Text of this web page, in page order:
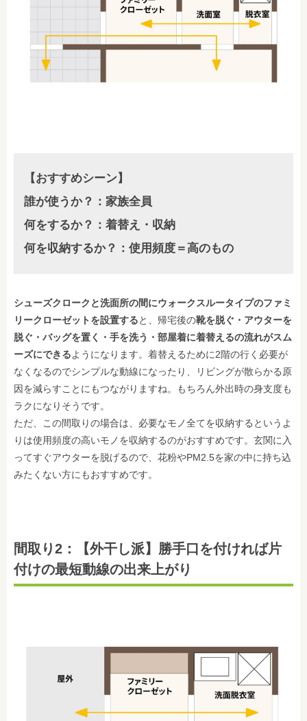
【おすすめシーン】
誰が使うか？：家族全員
何をするか？：着替え・収納
何を収納するか？：使用頻度＝高のもの
シューズクロークと洗面所の間にウォークスルータイプのファミ
リークローゼットを設置すると、帰宅後の靴を脱ぐ・アウターを
脱ぐ・バッグを置く・手を洗う・部屋着に着替えるの流れがスム
ーズにできるようになります。着替えるために2階の行く必要が
なくなるのでシンプルな動線になったり、リビングが散らかる原
因を減らすことにもつながりますね。もちろん外出時の身支度も
ラクになりそうです。
ただ、この間取りの場合は、必要なモノ全てを収納するというよ
りは使用頻度の高いモノを収納するのがおすすめです。玄関に入
ってすぐアウターを脱げるので、花粉やPM2.5を家の中に持ち込
みたくない方にもおすすめです。
間取り2：【外干し派】勝手口を付ければ片
付けの最短動線の出来上がり